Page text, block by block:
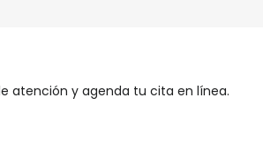
atención y agenda tu cita en línea.